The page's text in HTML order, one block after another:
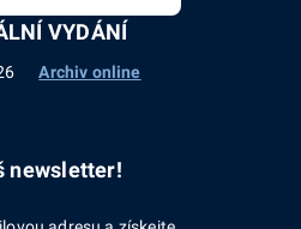
VYDÁNÍ
Archiv online
newsletter!